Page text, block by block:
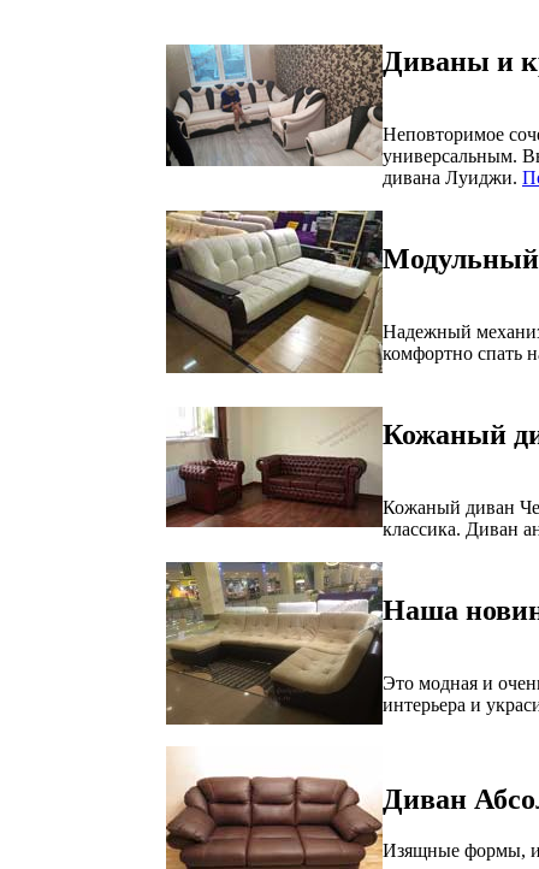
Диваны и
Неповторимое
универсальным.
дивана Луиджи.
Модульный
Надежный
комфортно спать
Кожаный
Кожаный диван
классика. Диван
Наша
Это модная и
интерьера и
Диван
Изящные формы,